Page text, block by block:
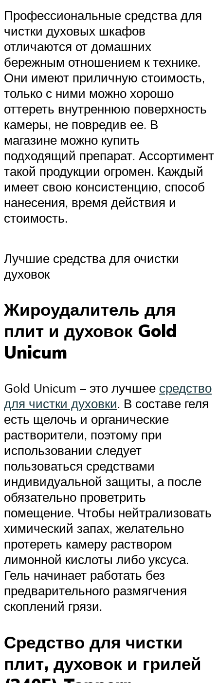
Профессиональные средства для
чистки духовых шкафов
отличаются от домашних
бережным отношением к технике.
Они имеют приличную стоимость,
только с ними можно хорошо
оттереть внутреннюю поверхность
камеры, не повредив ее. В
магазине можно купить
подходящий препарат. Ассортимент
такой продукции огромен. Каждый
имеет свою консистенцию, способ
нанесения, время действия и
стоимость.
Лучшие средства для очистки
духовок
Жироудалитель для
плит и духовок Gold
Unicum
Gold Unicum – это лучшее средство
для чистки духовки. В составе геля
есть щелочь и органические
растворители, поэтому при
использовании следует
пользоваться средствами
индивидуальной защиты, а после
обязательно проветрить
помещение. Чтобы нейтрализовать
химический запах, желательно
протереть камеру раствором
лимонной кислоты либо уксуса.
Гель начинает работать без
предварительного размягчения
скоплений грязи.
Средство для чистки
плит, духовок и грилей